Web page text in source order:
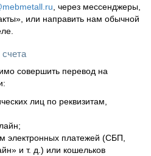
, через мессенджеры,
или направить нам обычной
совершить перевод на
лиц по реквизитам,
электронных платежей (СБП,
и т. д.) или кошельков